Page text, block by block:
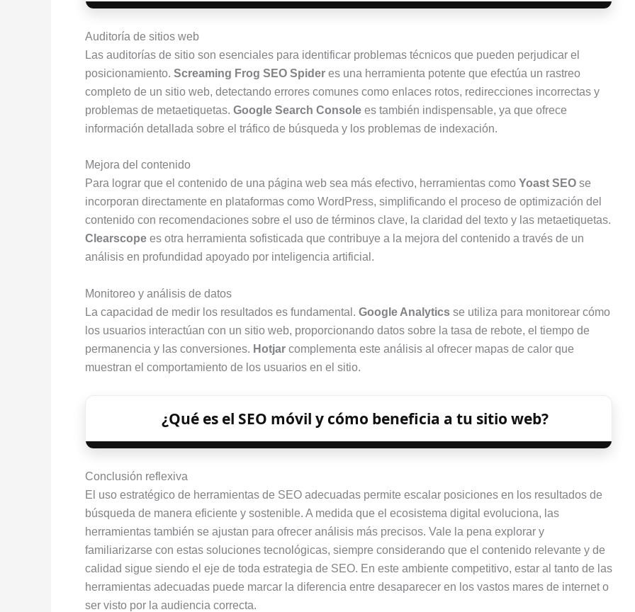
Auditoría de sitios web
Las auditorías de sitio son esenciales para identificar problemas técnicos que pueden perjudicar el
posicionamiento. Screaming Frog SEO Spider es una herramienta potente que efectúa un rastreo
completo de un sitio web, detectando errores comunes como enlaces rotos, redirecciones incorrectas y
problemas de metaetiquetas. Google Search Console es también indispensable, ya que ofrece
información detallada sobre el tráfico de búsqueda y los problemas de indexación.
Mejora del contenido
Para lograr que el contenido de una página web sea más efectivo, herramientas como Yoast SEO se
incorporan directamente en plataformas como WordPress, simplificando el proceso de optimización del
contenido con recomendaciones sobre el uso de términos clave, la claridad del texto y las metaetiquetas.
Clearscope es otra herramienta sofisticada que contribuye a la mejora del contenido a través de un
análisis en profundidad apoyado por inteligencia artificial.
Monitoreo y análisis de datos
La capacidad de medir los resultados es fundamental. Google Analytics se utiliza para monitorear cómo
los usuarios interactúan con un sitio web, proporcionando datos sobre la tasa de rebote, el tiempo de
permanencia y las conversiones. Hotjar complementa este análisis al ofrecer mapas de calor que
muestran el comportamiento de los usuarios en el sitio.
¿Qué es el SEO móvil y cómo beneficia a tu sitio web?
Conclusión reflexiva
El uso estratégico de herramientas de SEO adecuadas permite escalar posiciones en los resultados de
búsqueda de manera eficiente y sostenible. A medida que el ecosistema digital evoluciona, las
herramientas también se ajustan para ofrecer análisis más precisos. Vale la pena explorar y
familiarizarse con estas soluciones tecnológicas, siempre considerando que el contenido relevante y de
calidad sigue siendo el eje de toda estrategia de SEO. En este ambiente competitivo, estar al tanto de las
herramientas adecuadas puede marcar la diferencia entre desaparecer en los vastos mares de internet o
ser visto por la audiencia correcta.